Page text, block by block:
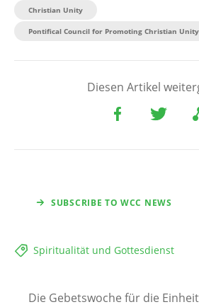
Christian Unity
Pontifical Council for Promoting Christian Unity
Diesen Artikel
SUBSCRIBE TO WCC NEWS
Spiritualität und Gottesdienst
Die Gebetswoche für die